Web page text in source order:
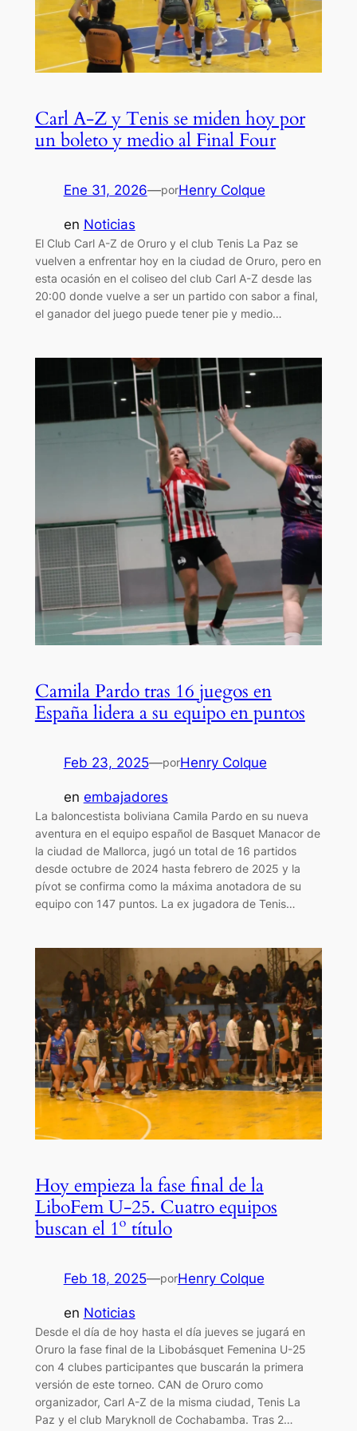
Carl A-Z y Tenis se miden hoy por
un boleto y medio al Final Four
Ene 31, 2026—porHenry Colque
en Noticias
El Club Carl A-Z de Oruro y el club Tenis La Paz se
vuelven a enfrentar hoy en la ciudad de Oruro, pero en
esta ocasión en el coliseo del club Carl A-Z desde las
20:00 donde vuelve a ser un partido con sabor a final,
el ganador del juego puede tener pie y medio…
Camila Pardo tras 16 juegos en
España lidera a su equipo en puntos
Feb 23, 2025—porHenry Colque
en embajadores
La baloncestista boliviana Camila Pardo en su nueva
aventura en el equipo español de Basquet Manacor de
la ciudad de Mallorca, jugó un total de 16 partidos
desde octubre de 2024 hasta febrero de 2025 y la
pívot se confirma como la máxima anotadora de su
equipo con 147 puntos. La ex jugadora de Tenis…
Hoy empieza la fase final de la
LiboFem U-25. Cuatro equipos
buscan el 1º título
Feb 18, 2025—porHenry Colque
en Noticias
Desde el día de hoy hasta el día jueves se jugará en
Oruro la fase final de la Libobásquet Femenina U-25
con 4 clubes participantes que buscarán la primera
versión de este torneo. CAN de Oruro como
organizador, Carl A-Z de la misma ciudad, Tenis La
Paz y el club Maryknoll de Cochabamba. Tras 2…